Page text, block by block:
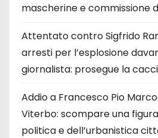
mascherine e commissione
Attentato contro Sigfrido
arresti per l’esplosione
giornalista: prosegue la
Addio a Francesco Pio
Viterbo: scompare una
politica e dell’urbanistica